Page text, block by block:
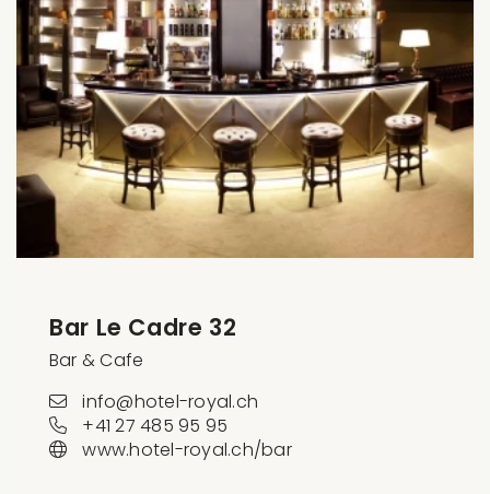
Bar Le Cadre 32
Bar & Cafe
info@hotel-royal.ch
+41 27 485 95 95
www.hotel-royal.ch/bar